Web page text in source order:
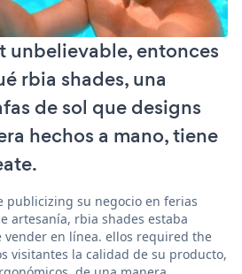
unbelievable, entonces
rbia shades, una
de sol que designs
hechos a mano, tiene
publicizing su negocio en ferias
artesanía, rbia shades estaba
vender en línea. ellos required the
visitantes la calidad de su producto,